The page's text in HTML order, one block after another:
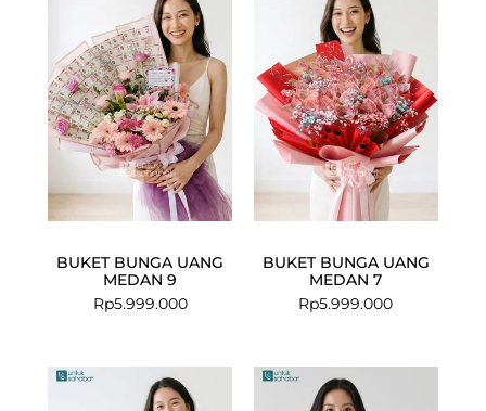
BUKET BUNGA UANG
MEDAN 9
Rp5.999.000
BUKET BUNGA UANG
MEDAN 7
Rp5.999.000